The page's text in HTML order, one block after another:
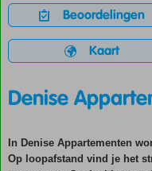
Beoordelingen
Kaart
Denise
In Denise Appartementen
Op loopafstand vind je het